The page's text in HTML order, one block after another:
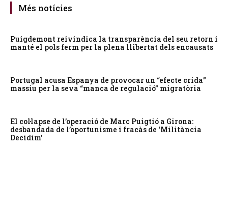
Més notícies
Puigdemont reivindica la transparència del seu retorn i
manté el pols ferm per la plena llibertat dels encausats
Portugal acusa Espanya de provocar un “efecte crida”
massiu per la seva “manca de regulació” migratòria
El col·lapse de l’operació de Marc Puigtió a Girona:
desbandada de l’oportunisme i fracàs de ‘Militància
Decidim’